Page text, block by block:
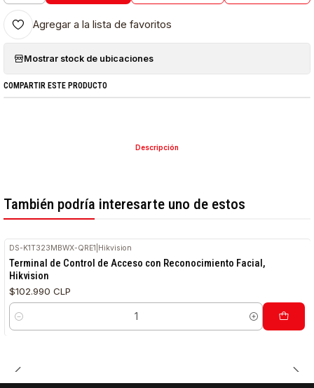
Agregar a la lista de favoritos
Mostrar stock de ubicaciones
COMPARTIR ESTE PRODUCTO
Descripción
También podría interesarte uno de estos
DS-K1T323MBWX-QRE1 Hikvision
Terminal de Control de Acceso con Reconocimiento Facial,
Hikvision
$102.990 CLP
Cantidad